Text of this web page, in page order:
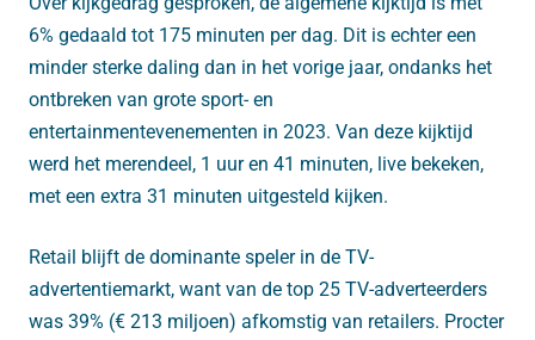
6% gedaald tot 175 minuten per dag. Dit is echter een
minder sterke daling dan in het vorige jaar, ondanks het
ontbreken van grote sport- en
entertainmentevenementen in 2023. Van deze kijktijd
werd het merendeel, 1 uur en 41 minuten, live bekeken,
met een extra 31 minuten uitgesteld kijken.
Retail blijft de dominante speler in de TV-
advertentiemarkt, want van de top 25 TV-adverteerders
was 39% (€ 213 miljoen) afkomstig van retailers. Procter